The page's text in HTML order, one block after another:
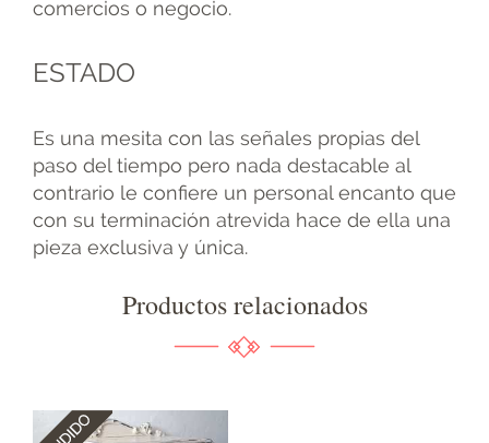
comercios o negocio.
ESTADO
Es una mesita con las señales propias del
paso del tiempo pero nada destacable al
contrario le confiere un personal encanto que
con su terminación atrevida hace de ella una
pieza exclusiva y única.
Productos relacionados